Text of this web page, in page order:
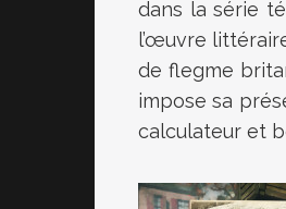
dans la série
l’œuvre
de flegme
impose sa
calculateur et